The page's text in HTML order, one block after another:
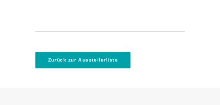
Zurück zur Ausstellerliste